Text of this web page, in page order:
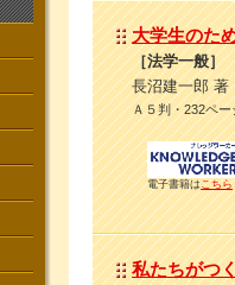
大学生のた
［法学一般］
長沼建一郎 著
Ａ５判・232ペ
電子書籍は こちら
私たちがつ